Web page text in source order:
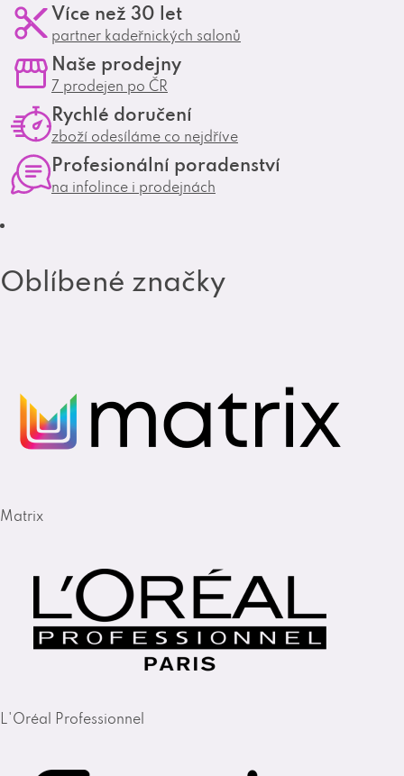
n
s
g
a
m
a
e
o
o
k
Více než 30 let
partner kadeřnických salonů
Naše prodejny
7 prodejen po ČR
Rychlé doručení
zboží odesíláme co nejdříve
Profesionální poradenství
na infolince i prodejnách
Oblíbené značky
Matrix
L'Oréal Professionnel